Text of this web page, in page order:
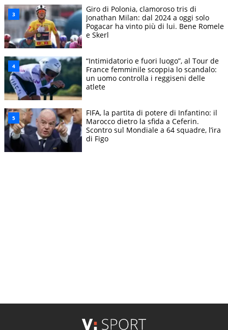
Giro di Polonia, clamoroso tris di
Jonathan Milan: dal 2024 a oggi solo
Pogacar ha vinto più di lui. Bene Romele
e Skerl
“Intimidatorio e fuori luogo”, al Tour de
France femminile scoppia lo scandalo:
un uomo controlla i reggiseni delle
atlete
FIFA, la partita di potere di Infantino: il
Marocco dietro la sfida a Ceferin.
Scontro sul Mondiale a 64 squadre, l’ira
di Figo